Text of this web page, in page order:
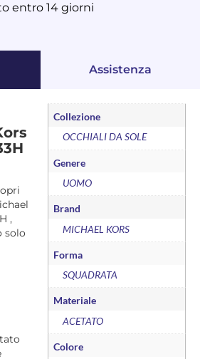
entro 14 giorni
Assistenza
,
solo
Collezione
OCCHIALI DA SOLE
Genere
UOMO
Brand
MICHAEL KORS
Forma
SQUADRATA
Materiale
ACETATO
Colore